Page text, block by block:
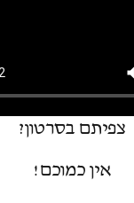
צפיתם בסרטון?
אין כמוכם!